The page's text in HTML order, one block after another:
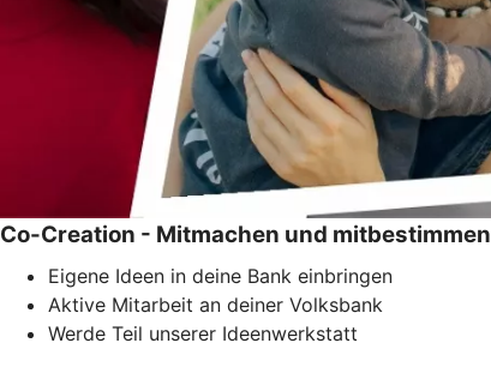
Co-Creation - Mitmachen und mitbestimmen
Eigene Ideen in deine Bank einbringen
Aktive Mitarbeit an deiner Volksbank
Werde Teil unserer Ideenwerkstatt